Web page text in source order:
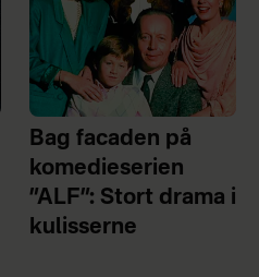
Bag facaden på
komedieserien
”ALF”: Stort drama i
kulisserne